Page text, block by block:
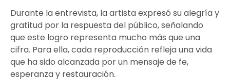
Durante la entrevista, la artista expresó su alegría y
gratitud por la respuesta del público, señalando
que este logro representa mucho más que una
cifra. Para ella, cada reproducción refleja una vida
que ha sido alcanzada por un mensaje de fe,
esperanza y restauración.